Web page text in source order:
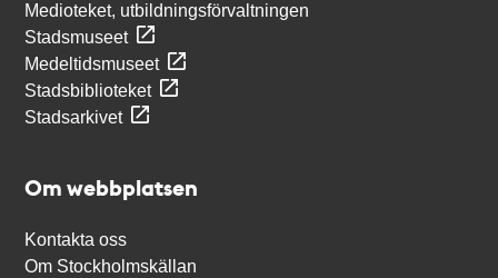
Medioteket, utbildningsförvaltningen
Stadsmuseet
Medeltidsmuseet
Stadsbiblioteket
Stadsarkivet
Om webbplatsen
Kontakta oss
Om Stockholmskällan